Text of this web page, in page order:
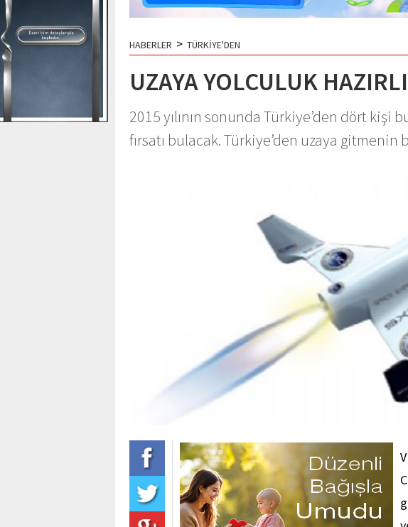
HABERLER > TÜRKİYE'DEN
UZAYA YOLCULUK
2015 yılının sonunda Türkiye’den dört kişi
fırsatı bulacak. Türkiye’den uzaya gitmenin